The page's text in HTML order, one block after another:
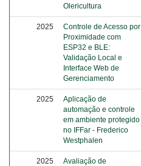
Olericultura
2025
Controle de Acesso por
Proximidade com
ESP32 e BLE:
Validação Local e
Interface Web de
Gerenciamento
2025
Aplicação de
automação e controle
em ambiente protegido
no IFFar - Frederico
Westphalen
2025
Avaliação de